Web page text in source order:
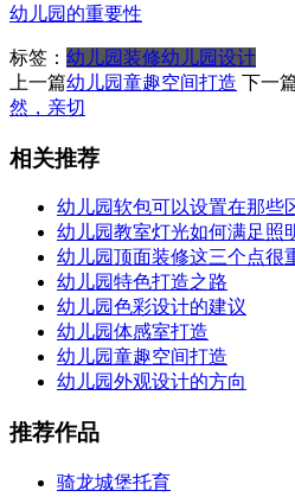
幼儿园的重要性
标签： 幼儿园装修幼儿园设计
上一篇幼儿园童趣空间打造 下一
然，亲切
相关推荐
幼儿园软包可以设置在那些
幼儿园教室灯光如何满足照
幼儿园顶面装修这三个点很
幼儿园特色打造之路
幼儿园色彩设计的建议
幼儿园体感室打造
幼儿园童趣空间打造
幼儿园外观设计的方向
推荐作品
骑龙城堡托育